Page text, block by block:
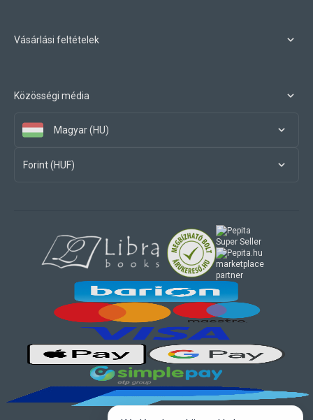
Vásárlási feltételek
Közösségi média
Magyar (HU)
Forint (HUF)
marketplace
partner